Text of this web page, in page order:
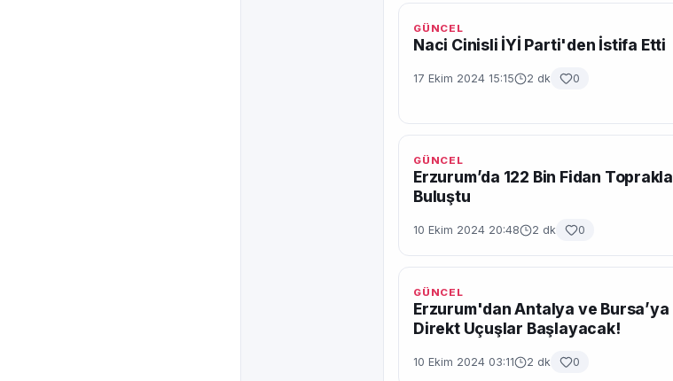
GÜNCEL
Naci Cinisli İYİ Parti'den İstifa Etti
17 Ekim 2024 15:15 2 dk 0
GÜNCEL
Erzurum’da 122 Bin Fidan Toprakla
Buluştu
10 Ekim 2024 20:48 2 dk 0
GÜNCEL
Erzurum'dan Antalya ve Bursa’ya
Direkt Uçuşlar Başlayacak!
10 Ekim 2024 03:11 2 dk 0